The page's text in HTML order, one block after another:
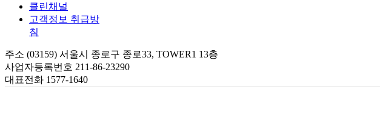
클린채널
고객정보 취급방
침
주소 (03159) 서울시 종로구 종로33, TOWER1 13층
사업자등록번호 211-86-23290
대표전화 1577-1640